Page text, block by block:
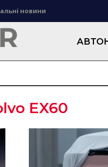
новини
EX60